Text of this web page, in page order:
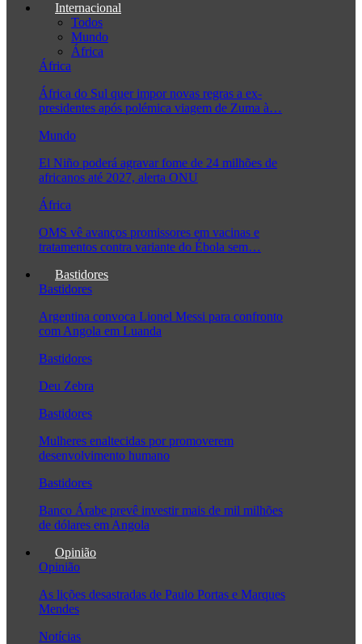
Internacional
Todos
Mundo
África
África
África do Sul quer impor novas regras a ex-
presidentes após polémica viagem de Zuma à…
Mundo
El Niño poderá agravar fome de 24 milhões de
africanos até 2027, alerta ONU
África
OMS vê avanços promissores em vacinas e
tratamentos contra variante do Ébola sem…
Bastidores
Bastidores
Argentina convoca Lionel Messi para confronto
com Angola em Luanda
Bastidores
Deu Zebra
Bastidores
Mulheres enaltecidas por promoverem
desenvolvimento humano
Bastidores
Banco Árabe prevê investir mais de mil milhões
de dólares em Angola
Opinião
Opinião
As lições desastradas de Paulo Portas e Marques
Mendes
Notícias